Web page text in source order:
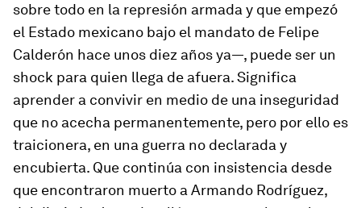
sobre todo en la represión armada y que empezó
el Estado mexicano bajo el mandato de Felipe
Calderón hace unos diez años ya—, puede ser un
shock para quien llega de afuera. Significa
aprender a convivir en medio de una inseguridad
que no acecha permanentemente, pero por ello es
traicionera, en una guerra no declarada y
encubierta. Que continúa con insistencia desde
que encontraron muerto a Armando Rodríguez,